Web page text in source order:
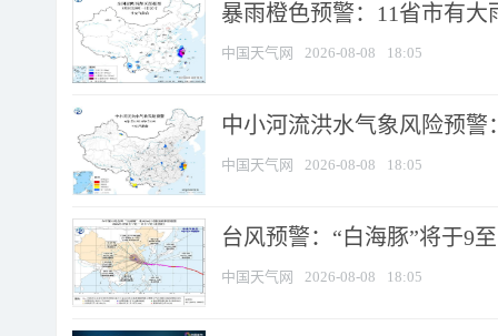
暴雨橙色预警：11省市有
中国天气网 2026-08-08 18:05
中小河流洪水气象风险预
中国天气网 2026-08-08 18:05
台风预警：“白海豚”将于9
中国天气网 2026-08-08 18:05